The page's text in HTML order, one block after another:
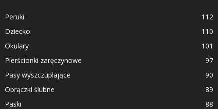
Peruki
112
Dziecko
110
Okulary
101
Pierścionki zaręczynowe
97
Pasy wyszczuplające
90
Obrączki ślubne
89
Paski
88